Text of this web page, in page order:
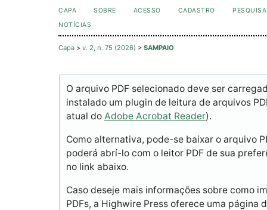
CAPA SOBRE ACESSO CADASTRO
PESQUISA
NOTÍCIAS
Capa > v. 2, n. 75 (2026) > SAMPAIO
O arquivo PDF selecionado deve ser
instalado um plugin de leitura de arquivos
atual do Adobe Acrobat Reader).
Como alternativa, pode-se baixar o arquivo
poderá abrí-lo com o leitor PDF de sua
no link abaixo.
Caso deseje mais informações sobre como
PDFs, a Highwire Press oferece uma página